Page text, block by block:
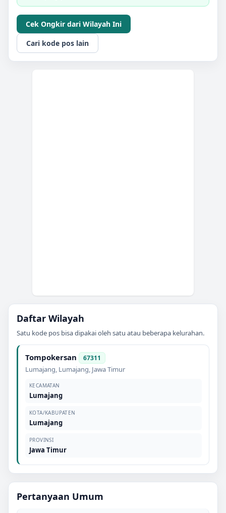
Cek Ongkir dari Wilayah Ini
Cari kode pos lain
Daftar Wilayah
Satu kode pos bisa dipakai oleh satu atau beberapa kelurahan.
Tompokersan 67311
Lumajang, Lumajang, Jawa Timur
KECAMATAN
Lumajang
KOTA/KABUPATEN
Lumajang
PROVINSI
Jawa Timur
Pertanyaan Umum